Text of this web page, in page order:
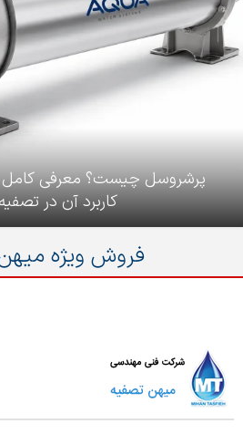
پرشروسل چیست؟ معرفی کامل
کاربرد آن در
فروش ویژه